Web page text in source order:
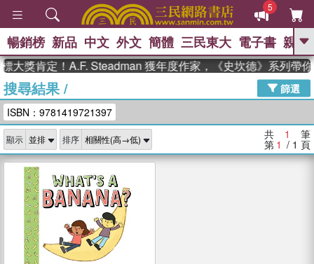
5
GO
高希均教授回憶錄
、 The Odyssey 、 父親節 、 如果歷
獎 臺灣漫遊錄 、 方念華 、 台灣的李
登輝時代
數學女孩：黎曼猜想 、
偉大的迷走神經
暢銷榜 新品 中文 外文 簡體 三民東大 電子書 親子
大獎肯定！A.F. Steadman 獲年度作家，《史坎德》系列帶
搜尋結果/
篩選
ISBN：9781419721397
顯示 排序 共 1 筆
第 1 / 1 頁